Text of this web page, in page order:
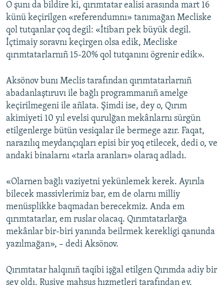
O şunı da bildire ki, qırımtatar ealisi arasında mart 16
künü keçirilgen «referendumnı» tanımağan Mecliske
qol tutqanlar çoq degil: «İtibarı pek büyük degil.
İçtimaiy soravnı keçirgen olsa edik, Mecliske
qırımtatarlarnıñ 15-20% qol tutqanını ögrenir edik».
Aksönov bunı Meclis tarafından qırımtatarlarnıñ
abadanlaştıruvı ile bağlı programmanıñ amelge
keçirilmegeni ile añlata. Şimdi ise, dey o, Qırım
akimiyeti 10 yıl evelsi qurulğan mekânlarnı sürgün
etilgenlerge bütün vesiqalar ile bermege azır. Faqat,
narazılıq meydançıqları episi bir yoq etilecek, dedi o, ve
andaki binalarnı «tarla aranları» olaraq adladı.
«Olarnen bağlı vaziyetni yekünlemek kerek. Ayırıla
bilecek massivlerimiz bar, em de olarnı milliy
menüsplikke baqmadan berecekmiz. Anda em
qırımtatarlar, em ruslar olacaq. Qırımtatarlarğa
mekânlar bir-biri yanında beilrmek kerekligi qanunda
yazılmağan», – dedi Aksönov.
Qırımtatar halqınıñ taqibi işğal etilgen Qırımda adiy bir
şey oldı. Rusiye mahsus hızmetleri tarafından ev,